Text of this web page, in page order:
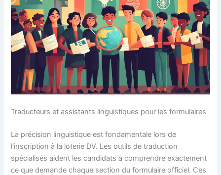
Traducteurs et assistants linguistiques pour les formulaires
La précision linguistique est fondamentale lors de
l'inscription à la loterie DV. Les outils de traduction
spécialisés aident les candidats à comprendre exactement
ce que demande chaque section du formulaire officiel. Ces